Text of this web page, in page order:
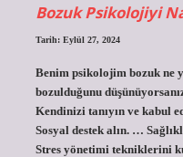
Bozuk Psikolojiyi
Tarih: Eylül 27, 2024
Benim psikolojim bozuk ne
bozulduğunu
Kendinizi tanıyın ve kabul
Sosyal destek alın. …
Stres yönetimi tekniklerini